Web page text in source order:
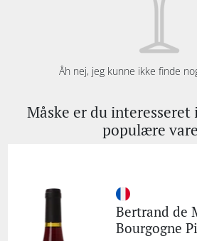
Åh nej, jeg kunne ikke finde
Måske er du interesseret
populære
Bertrand de
Bourgogne